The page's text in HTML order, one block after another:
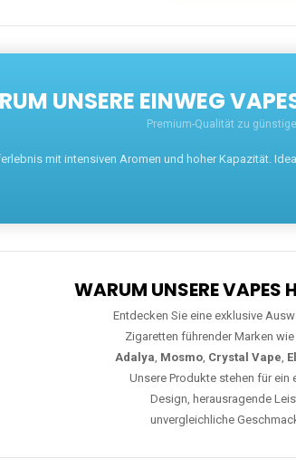
UNSERE EINWEG
Premium-Qualität zu
mit intensiven Aromen und hoher Kapazität.
WARUM UNSERE VAPES
Entdecken Sie eine exklusive
Zigaretten führender Marken wie
Adalya, Mosmo, Crystal Vape,
Unsere Produkte stehen für ein
Design, herausragende
unvergleichliche